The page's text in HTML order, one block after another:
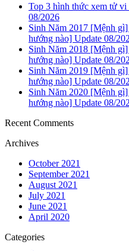
Top 3 hình thức xem tử vi
08/2026
Sinh Năm 2017 [Mệnh
hướng nào] Update 08/
Sinh Năm 2018 [Mệnh
hướng nào] Update 08/
Sinh Năm 2019 [Mệnh
hướng nào] Update 08/
Sinh Năm 2020 [Mệnh
hướng nào] Update 08/
Recent Comments
Archives
October 2021
September 2021
August 2021
July 2021
June 2021
April 2020
Categories